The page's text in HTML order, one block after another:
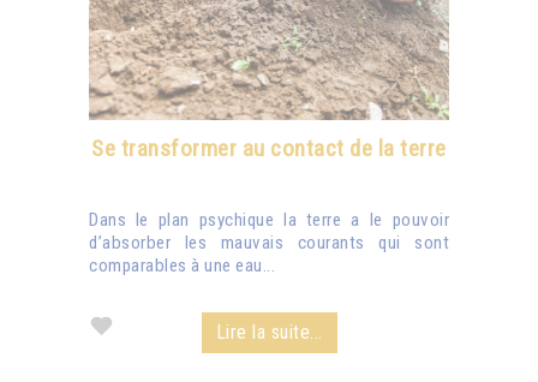
Se transformer au contact de la terre
Dans le plan psychique la terre a le pouvoir
d’absorber les mauvais courants qui sont
comparables à une eau...
Lire la suite...